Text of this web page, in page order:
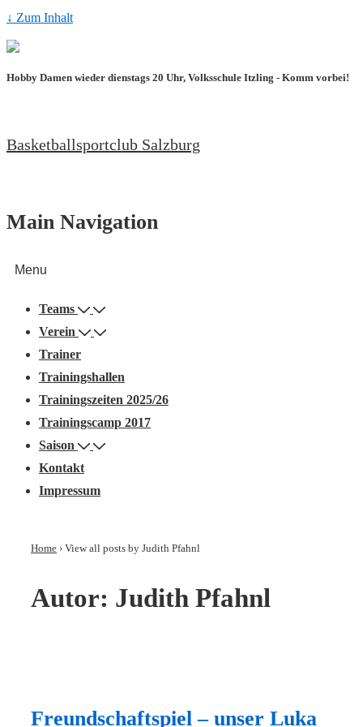
↓ Zum Inhalt
Hobby Damen wieder dienstags 20 Uhr, Volksschule Itzling - Komm vorbei!
Basketballsportclub Salzburg
Main Navigation
Menu
Teams
Verein
Trainer
Trainingshallen
Trainingszeiten 2025/26
Trainingscamp 2017
Saison
Kontakt
Impressum
Home › View all posts by Judith Pfahnl
Autor: Judith Pfahnl
Freundschaftspiel – unser Luka